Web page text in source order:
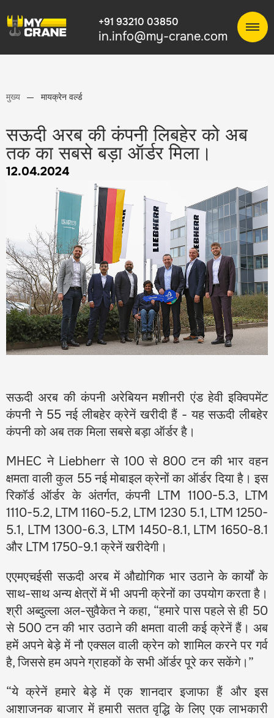
+91 93210 03850
in.info@my-crane.com
मुख्य मायक्रेन वर्ल्ड
सऊदी अरब की कंपनी लिबहेर को अब
तक का सबसे बड़ा ऑर्डर मिला।
12.04.2024
सऊदी अरब की कंपनी अरेबियन मशीनरी एंड हेवी इक्विपमेंट
कंपनी ने 55 नई लीबहेर क्रेनें खरीदी हैं - यह सऊदी लीबहेर
कंपनी को अब तक मिला सबसे बड़ा ऑर्डर है।
MHEC ने Liebherr से 100 से 800 टन की भार वहन
क्षमता वाली कुल 55 नई मोबाइल क्रेनों का ऑर्डर दिया है। इस
रिकॉर्ड ऑर्डर के अंतर्गत, कंपनी LTM 1100-5.3, LTM
1110-5.2, LTM 1160-5.2, LTM 1230 5.1, LTM 1250-
5.1, LTM 1300-6.3, LTM 1450-8.1, LTM 1650-8.1
और LTM 1750-9.1 क्रेनें खरीदेगी।
एएमएचईसी सऊदी अरब में औद्योगिक भार उठाने के कार्यों के
साथ-साथ अन्य क्षेत्रों में भी अपनी क्रेनों का उपयोग करता है।
श्री अब्दुल्ला अल-सुवैकेत ने कहा, “हमारे पास पहले से ही 50
से 500 टन की भार उठाने की क्षमता वाली कई क्रेनें हैं। अब
हमें अपने बेड़े में नौ एक्सल वाली क्रेन को शामिल करने पर गर्व
है, जिससे हम अपने ग्राहकों के सभी ऑर्डर पूरे कर सकेंगे।”
“ये क्रेनें हमारे बेड़े में एक शानदार इजाफा हैं और इस
आशाजनक बाजार में हमारी सतत वृद्धि के लिए एक लाभकारी